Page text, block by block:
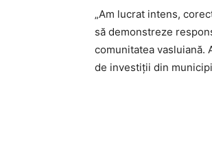
„Am lucrat intens,
să demonstreze
comunitatea vasluiană.
de investiții din